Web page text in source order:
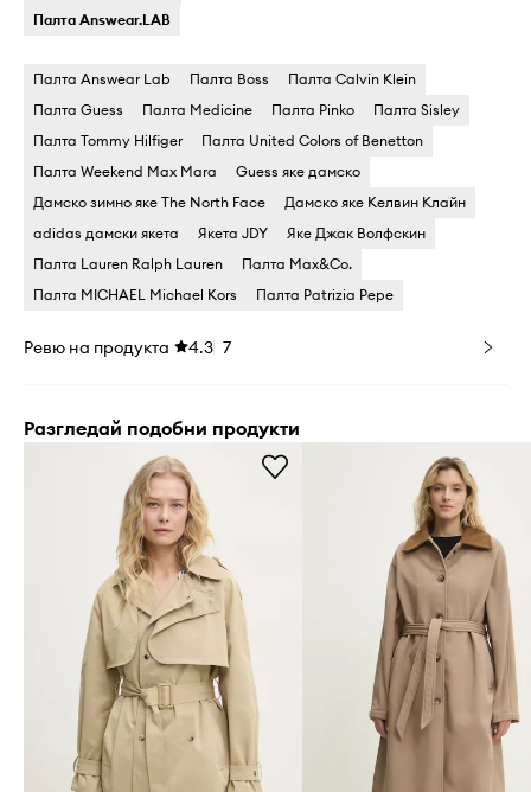
Палта Answear.LAB
Палта Answear Lab Палта Boss
Палта Calvin Klein
Палта Guess
Палта Medicine Палта Pinko
Палта Sisley
Палта Tommy Hilfiger
Палта United Colors of Benetton
Палта Weekend Max Mara
Guess яке дамско
Дамско зимно яке The North Face
Дамско яке Келвин Клайн
adidas дамски якета
Якета JDY
Яке Джак Волфскин
Палта Lauren Ralph Lauren
Палта Max&Co.
Палта MICHAEL Michael Kors
Палта Patrizia Pepe
Ревю на продукта 4.3 7
Разгледай подобни продукти